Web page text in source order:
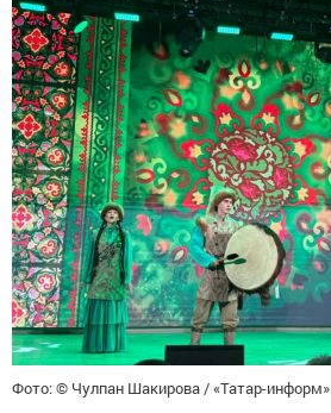
Фото: © Чулпан Шакирова / «Татар-информ»